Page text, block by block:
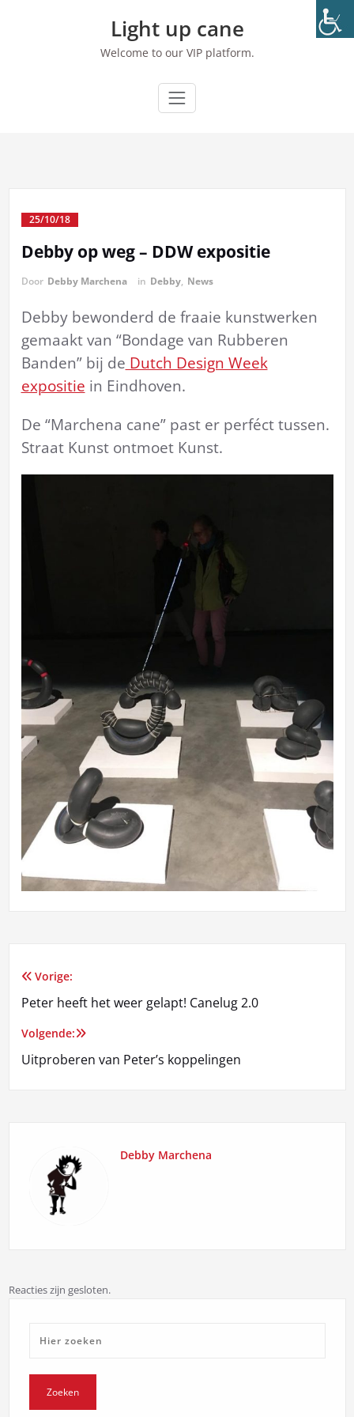
Light up cane
Welcome to our VIP platform.
25/10/18
Debby op weg – DDW expositie
Door Debby Marchena in Debby, News
Debby bewonderd de fraaie kunstwerken
gemaakt van “Bondage van Rubberen
Banden” bij de Dutch Design Week
expositie in Eindhoven.
De “Marchena cane” past er perféct tussen.
Straat Kunst ontmoet Kunst.
Bericht
navigatie
Vorige:
Peter heeft het weer gelapt! Canelug 2.0
Volgende:
Uitproberen van Peter’s koppelingen
Debby Marchena
Reacties zijn gesloten.